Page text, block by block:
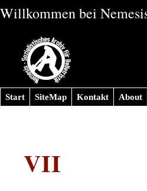
Willkommen bei
Start SiteMap Kontakt About
VII